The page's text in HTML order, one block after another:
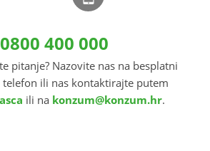
0800 400 000
pitanje? Nazovite nas na besplatni
telefon ili nas kontaktirajte putem
ili na konzum@konzum.hr.